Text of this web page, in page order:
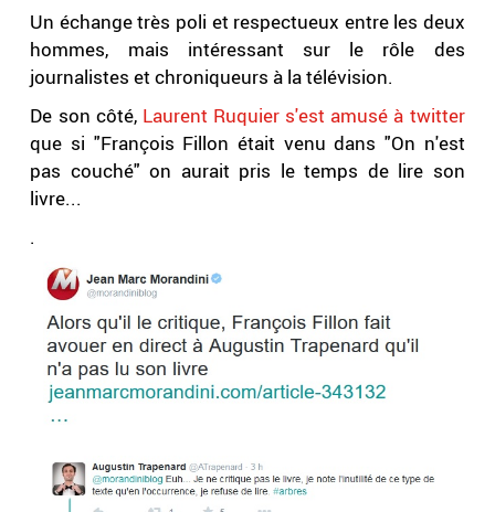
Un échange très poli et respectueux entre les deux
hommes, mais intéressant sur le rôle des
journalistes et chroniqueurs à la télévision.
De son côté, Laurent Ruquier s'est amusé à twitter
que si "François Fillon était venu dans "On n'est
pas couché" on aurait pris le temps de lire son
livre...
.